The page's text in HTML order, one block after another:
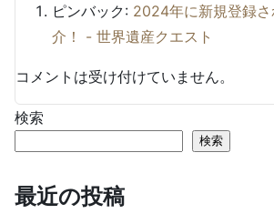
ピンバック: 2024年に新規登録
介！ - 世界遺産クエスト
コメントは受け付けていません。
検索
検索
最近の投稿